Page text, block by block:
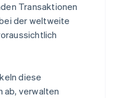
Transaktionen
der weltweite
diese
ab, verwalten